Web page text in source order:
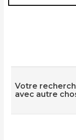
Votre
avec autre